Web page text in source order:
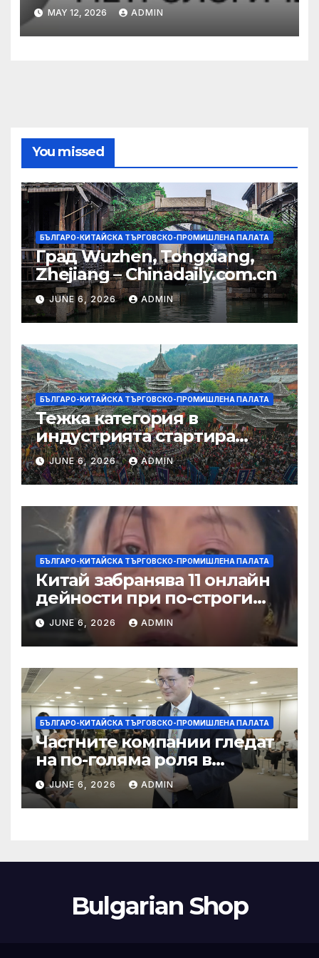
сътрудничество с турската
община
MAY 12, 2026 ADMIN
You missed
БЪЛГАРО-КИТАЙСКА ТЪРГОВСКО-ПРОМИШЛЕНА ПАЛАТА
Град Wuzhen, Tongxiang,
Zhejiang – Chinadaily.com.cn
JUNE 6, 2026 ADMIN
БЪЛГАРО-КИТАЙСКА ТЪРГОВСКО-ПРОМИШЛЕНА ПАЛАТА
Тежка категория в
индустрията стартира
алианс за космическа
слънчева енергия
JUNE 6, 2026 ADMIN
БЪЛГАРО-КИТАЙСКА ТЪРГОВСКО-ПРОМИШЛЕНА ПАЛАТА
Китай забранява 11 онлайн
дейности при по-строги
правила за ограничаване на
слуховете и
кибернасилниците
JUNE 6, 2026 ADMIN
БЪЛГАРО-КИТАЙСКА ТЪРГОВСКО-ПРОМИШЛЕНА ПАЛАТА
Частните компании гледат
на по-голяма роля в
стратегическата
енергетика
JUNE 6, 2026 ADMIN
Bulgarian Shop